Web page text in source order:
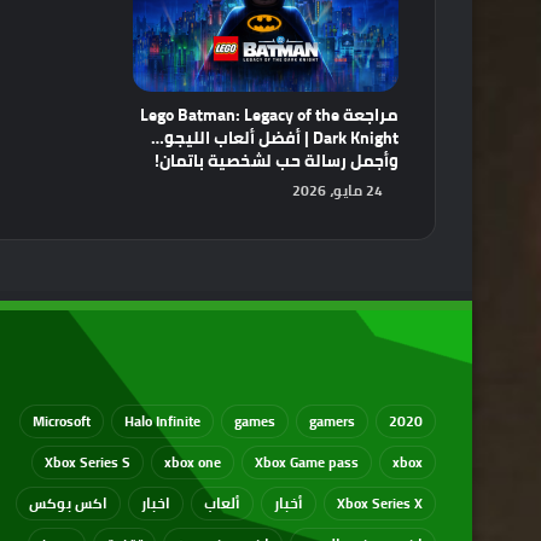
مراجعة Lego Batman: Legacy of the
Dark Knight | أفضل ألعاب الليجو…
وأجمل رسالة حب لشخصية باتمان!
24 مايو، 2026
2020
gamers
games
Halo Infinite
Microsoft
xbox
Xbox Game pass
xbox one
Xbox Series S
Xbox Series X
أخبار ألعاب اخبار
اكس بوكس